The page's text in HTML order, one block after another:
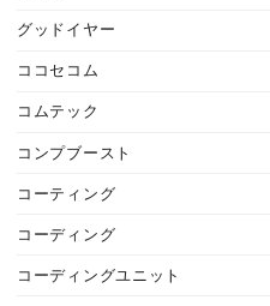
グッドイヤー
ココセコム
コムテック
コンプブースト
コーティング
コーディング
コーディングユニット